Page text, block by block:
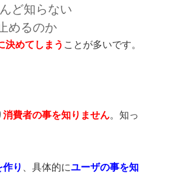
ど知らない
めるのか
決めてしまう ことが多いです。
消費者の事を知りません。知っ
り 、具体的にユーザの事を知